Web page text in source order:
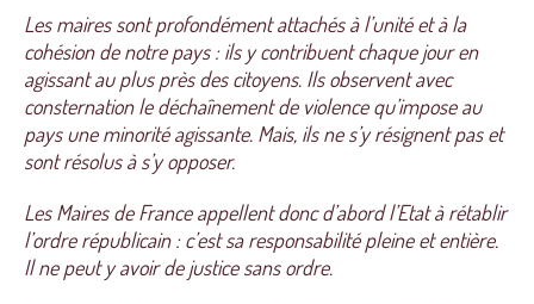
Les maires sont profondément attachés à l’unité et à la
cohésion de notre pays : ils y contribuent chaque jour en
agissant au plus près des citoyens. Ils observent avec
consternation le déchaînement de violence qu’impose au
pays une minorité agissante. Mais, ils ne s’y résignent pas et
sont résolus à s’y opposer.
Les Maires de France appellent donc d’abord l’Etat à rétablir
l’ordre républicain : c’est sa responsabilité pleine et entière.
Il ne peut y avoir de justice sans ordre.